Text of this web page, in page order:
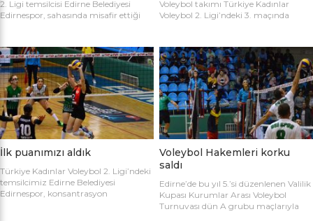
2. Ligi temsilcisi Edirne Belediyesi
Edirnespor, sahasında misafir ettiği
temsilcimiz Edirne Belediyesi
Edirnespor, Mimar Sinan Spor
Salonu’nda Manisa Salihli
Belediyespor’la karşılaştı. Takımlar
sahaya şu kadrolarla çıktılar: Edirne
Belediyesi Edirnespor: Simge, Edanur,
Sibel, Cere, Simge, Yaren, Halime,
Selay, Kübra, Deniz Salihli Belediye
Spor: […]
Voleybol takımı Türkiye Kadınlar
Voleybol 2. Ligi’ndeki 3. maçında
Salonu’nda Metin Demirbağ ve
Emrah Baran’ın yönettiği
karşılaşmaya takımlar şu kadrolarla
çıktılar: EDİRNESPOR: Simge
Gülağız, Edanur Bayraklı, Sibel Mert,
Ceren Atica, Simge Erden, S. Yaren
Tank, Halime Akay, Selay Çalışkan,
Büşra […]
İlk puanımızı aldık
Türkiye Kadınlar Voleybol 2. Ligi’ndeki
temsilcimiz Edirne Belediyesi
Edirnespor, konsantrasyon
Voleybol Hakemleri korku
saldı
Edirne’de bu yıl 5.’si düzenlenen Valilik
Kupası Kurumlar Arası Voleybol
Turnuvası dün A grubu maçlarıyla